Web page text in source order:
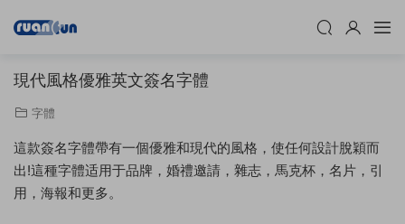
現代風格優雅英文簽名字體
字體
這款簽名字體帶有一個優雅和現代的風格，使任何設計脫穎而
出!這種字體适用于品牌，婚禮邀請，雜志，馬克杯，名片，引
用，海報和更多。